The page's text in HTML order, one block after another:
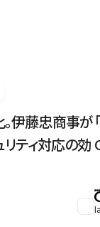
伊藤忠商事が
ティ対応の効